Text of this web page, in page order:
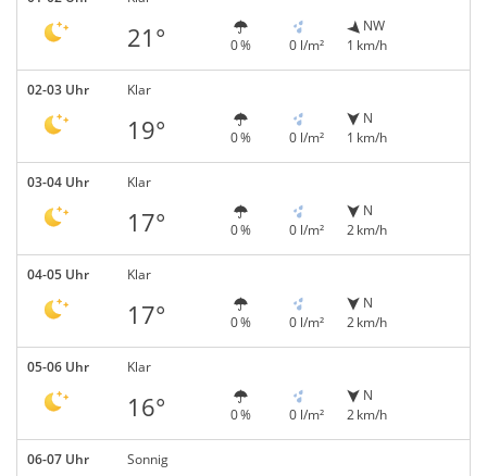
21° 0 % 0 l/m²
NW
1 km/h
02-03 Uhr Klar
19° 0 % 0 l/m²
N
1 km/h
03-04 Uhr Klar
17° 0 % 0 l/m²
N
2 km/h
04-05 Uhr Klar
17° 0 % 0 l/m²
N
2 km/h
05-06 Uhr Klar
16° 0 % 0 l/m²
N
2 km/h
06-07 Uhr Sonnig